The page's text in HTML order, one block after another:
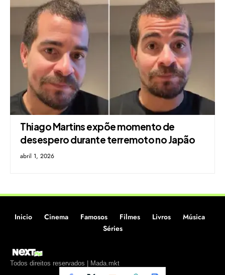
Thiago Martins expõe momento de
desespero durante terremoto no Japão
abril 1, 2026
Inicio Cinema Famosos Filmes Livros
Música
Séries
Todos direitos reservados | Mada.mkt